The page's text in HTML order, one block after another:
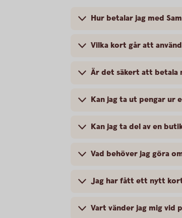
Hur betalar jag med
Vilka kort går att
Är det säkert att betala
Kan jag ta ut pengar ur
Kan jag ta del av en
Vad behöver jag göra
Jag har fått ett nytt
Vart vänder jag mig vid